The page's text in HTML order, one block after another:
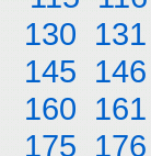
130 131
145 146
160 161
175 176